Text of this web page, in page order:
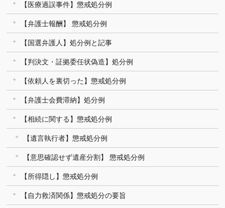
【医療過誤事件】懲戒処分例
【弁護士報酬】 懲戒処分例
【国選弁護人】処分例と記事
【判決文・証拠委任状偽造】処分例
【依頼人を裏切った】懲戒処分例
【弁護士会費滞納】処分例
【相続に関する】懲戒処分例
【遺言執行者】懲戒処分例
【意思確認せず遺産分割】 懲戒処分例
【所得隠し】懲戒処分例
【自力救済関係】懲戒処分の要旨